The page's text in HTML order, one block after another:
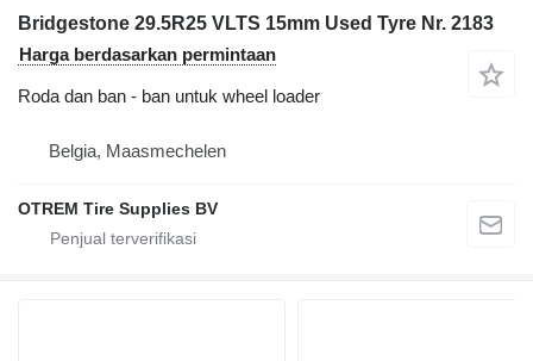
Bridgestone 29.5R25 VLTS 15mm Used Tyre Nr. 2183
Harga berdasarkan permintaan
Roda dan ban - ban untuk wheel loader
Belgia, Maasmechelen
OTREM Tire Supplies BV